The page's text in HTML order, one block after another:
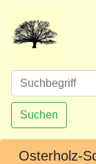
Suchen
Osterholz-